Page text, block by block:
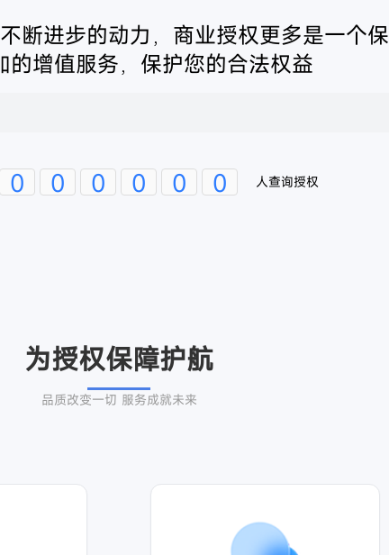
断进步的动力，商业授权更多是一个保
的增值服务，保护您的合法权益
012345678901234567890123456789012345678901234567890123456789 人查询授权
为授权保障护航
品质改变一切 服务成就未来